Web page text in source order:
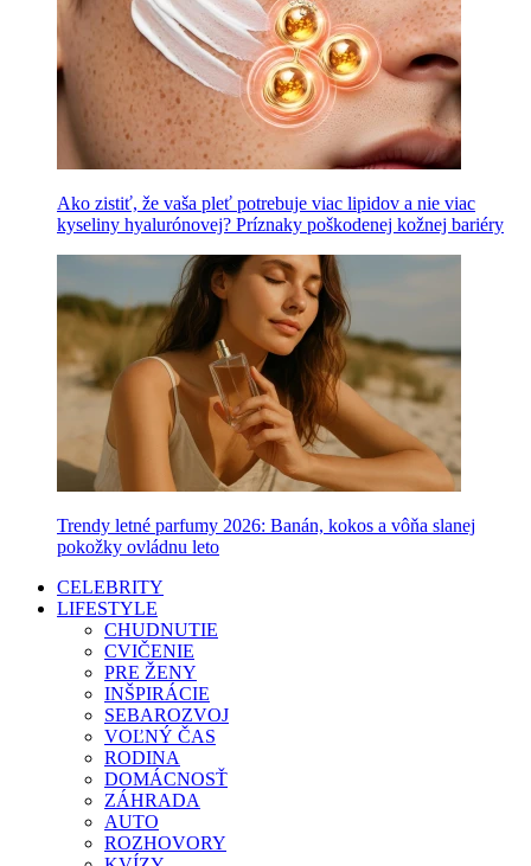
Ako zistiť, že vaša pleť potrebuje viac lipidov a nie viac
kyseliny hyalurónovej? Príznaky poškodenej kožnej bariéry
Trendy letné parfumy 2026: Banán, kokos a vôňa slanej
pokožky ovládnu leto
CELEBRITY
LIFESTYLE
CHUDNUTIE
CVIČENIE
PRE ŽENY
INŠPIRÁCIE
SEBAROZVOJ
VOĽNÝ ČAS
RODINA
DOMÁCNOSŤ
ZÁHRADA
AUTO
ROZHOVORY